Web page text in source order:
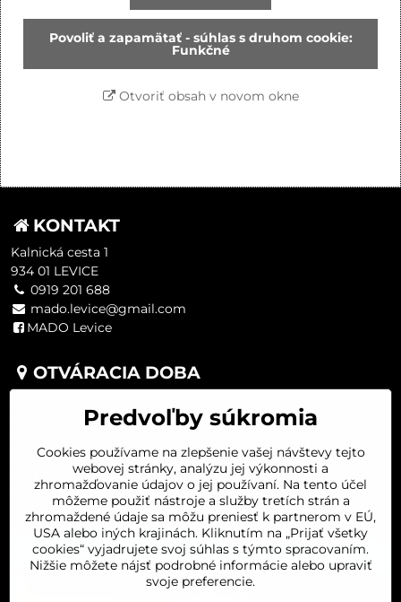
Povoliť a zapamätať - súhlas s druhom cookie:
Funkčné
Otvoriť obsah v novom okne
KONTAKT
Kalnická cesta 1
934 01 LEVICE
0919 201 688
mado.levice@gmail.com
MADO Levice
OTVÁRACIA DOBA
UTOROK 8:00-16:00
ŠTVRTOK 8:00-16:00
PIATOK 8:00-16:00
SOBOTA 8:00-11:30
Predvoľby súkromia
Cookies používame na zlepšenie vašej návštevy tejto
webovej stránky, analýzu jej výkonnosti a
zhromažďovanie údajov o jej používaní. Na tento účel
môžeme použiť nástroje a služby tretích strán a
zhromaždené údaje sa môžu preniesť k partnerom v EÚ,
USA alebo iných krajinách. Kliknutím na „Prijať všetky
cookies“ vyjadrujete svoj súhlas s týmto spracovaním.
Nižšie môžete nájsť podrobné informácie alebo upraviť
svoje preferencie.